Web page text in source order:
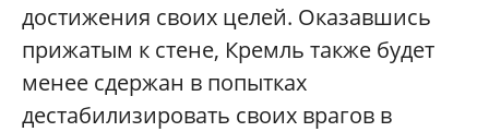
достижения своих целей. Оказавшись
прижатым к стене, Кремль также будет
менее сдержан в попытках
дестабилизировать своих врагов в